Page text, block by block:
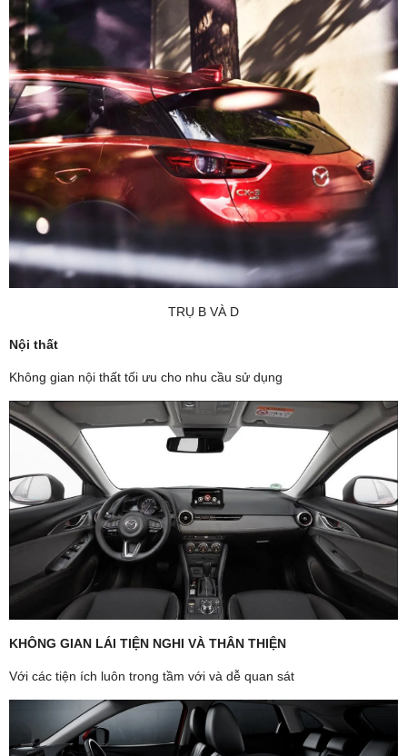
TRỤ B VÀ D
Nội thất
Không gian nội thất tối ưu cho nhu cầu sử dụng
KHÔNG GIAN LÁI TIỆN NGHI VÀ THÂN THIỆN
Với các tiện ích luôn trong tầm với và dễ quan sát